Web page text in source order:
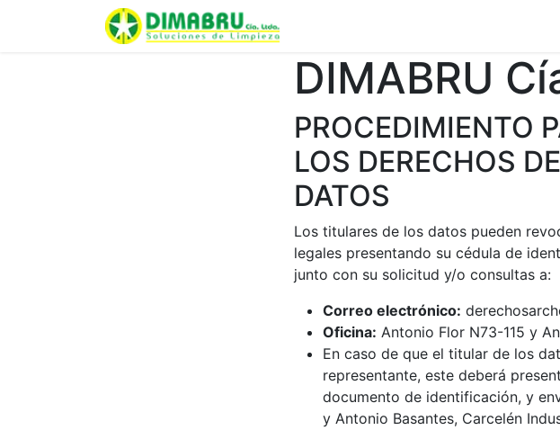
DIMABRU
PROCEDIMIENTO
LOS DERECHOS
DATOS
Los titulares de los datos pueden
legales presentando su cédula de
junto con su solicitud y/o consultas a:
Correo electrónico:
Oficina: Antonio Flor N73-115 y
En caso de que el titular de los
representante, este deberá
documento de identificación, y
y Antonio Basantes, Carcelén